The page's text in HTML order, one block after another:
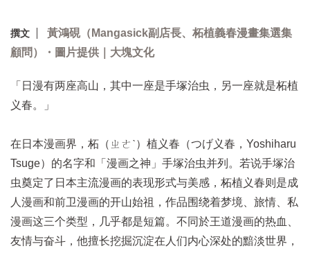
撰文
黃鴻硯（Mangasick副店長、柘植義春漫畫集選集
顧問）・圖片提供｜大塊文化
「日漫有两座高山，其中一座是手塚治虫，另一座就是柘植
义春。」
在日本漫画界，柘（ㄓㄜˋ）植义春（つげ义春，Yoshiharu
Tsuge）的名字和「漫画之神」手塚治虫并列。若说手塚治
虫奠定了日本主流漫画的表现形式与美感，柘植义春则是成
人漫画和前卫漫画的开山始祖，作品围绕着梦境、旅情、私
漫画这三个类型，几乎都是短篇。不同於王道漫画的热血、
友情与奋斗，他擅长挖掘沉淀在人们内心深处的黯淡世界，